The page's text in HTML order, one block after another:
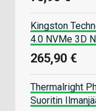
Kingston
4.0 NVMe 3D
265,90 €
Thermalright
Suoritin